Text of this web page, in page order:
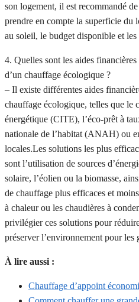
son logement, il est recommandé
prendre en compte la superficie du
au soleil, le budget disponible et
4. Quelles sont les aides
d’un chauffage écologique ?
– Il existe différentes aides
chauffage écologique, telles que le
énergétique (CITE), l’éco-prêt à
nationale de l’habitat (ANAH) ou
locales.Les solutions les plus
sont l’utilisation de sources
solaire, l’éolien ou la biomasse,
de chauffage plus efficaces et
à chaleur ou les chaudières à
privilégier ces solutions pour
préserver l’environnement pour les
À lire aussi :
Chauffage d’appoint